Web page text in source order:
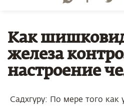
Как
железа
настроение
Садхгуру: По мере того как